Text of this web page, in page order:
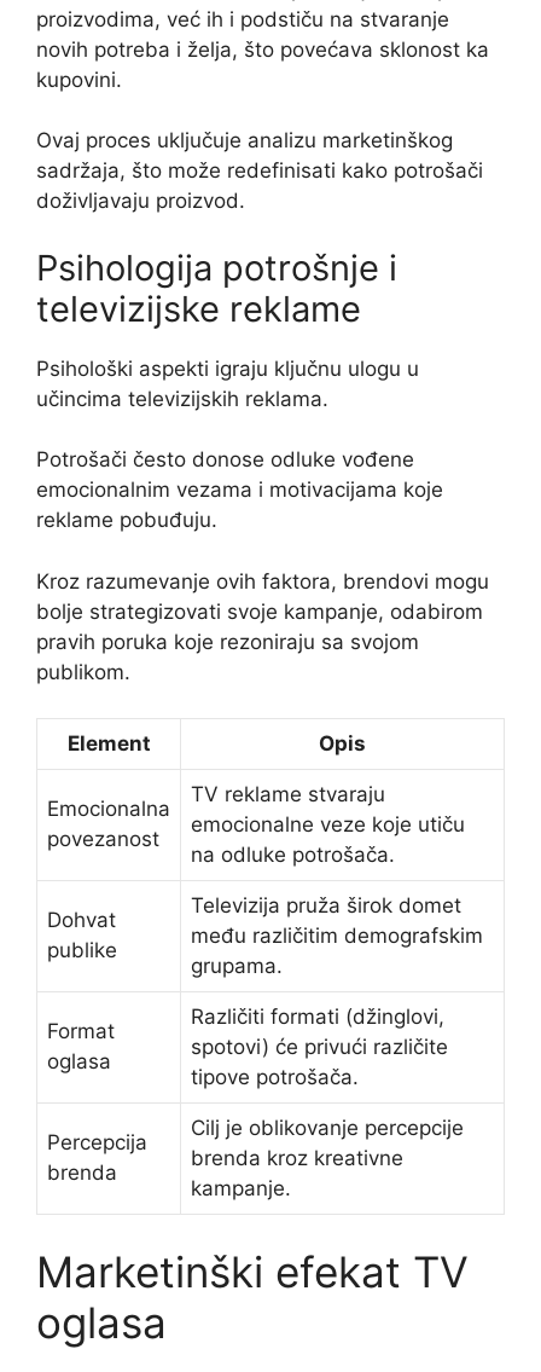
proizvodima, već ih i podstiču na stvaranje
novih potreba i želja, što povećava sklonost ka
kupovini.
Ovaj proces uključuje analizu marketinškog
sadržaja, što može redefinisati kako potrošači
doživljavaju proizvod.
Psihologija potrošnje i
televizijske reklame
Psihološki aspekti igraju ključnu ulogu u
učincima televizijskih reklama.
Potrošači često donose odluke vođene
emocionalnim vezama i motivacijama koje
reklame pobuđuju.
Kroz razumevanje ovih faktora, brendovi mogu
bolje strategizovati svoje kampanje, odabirom
pravih poruka koje rezoniraju sa svojom
publikom.
Element Opis
Emocionalna
povezanost
TV reklame stvaraju
emocionalne veze koje utiču
na odluke potrošača.
Dohvat
publike
Televizija pruža širok domet
među različitim demografskim
grupama.
Format
oglasa
Različiti formati (džinglovi,
spotovi) će privući različite
tipove potrošača.
Percepcija
brenda
Cilj je oblikovanje percepcije
brenda kroz kreativne
kampanje.
Marketinški efekat TV
oglasa